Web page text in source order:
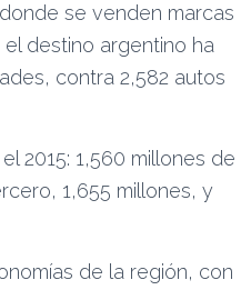
se venden marcas
destino argentino ha
contra 2,582 autos
2015: 1,560 millones de
1,655 millones, y
de la región, con